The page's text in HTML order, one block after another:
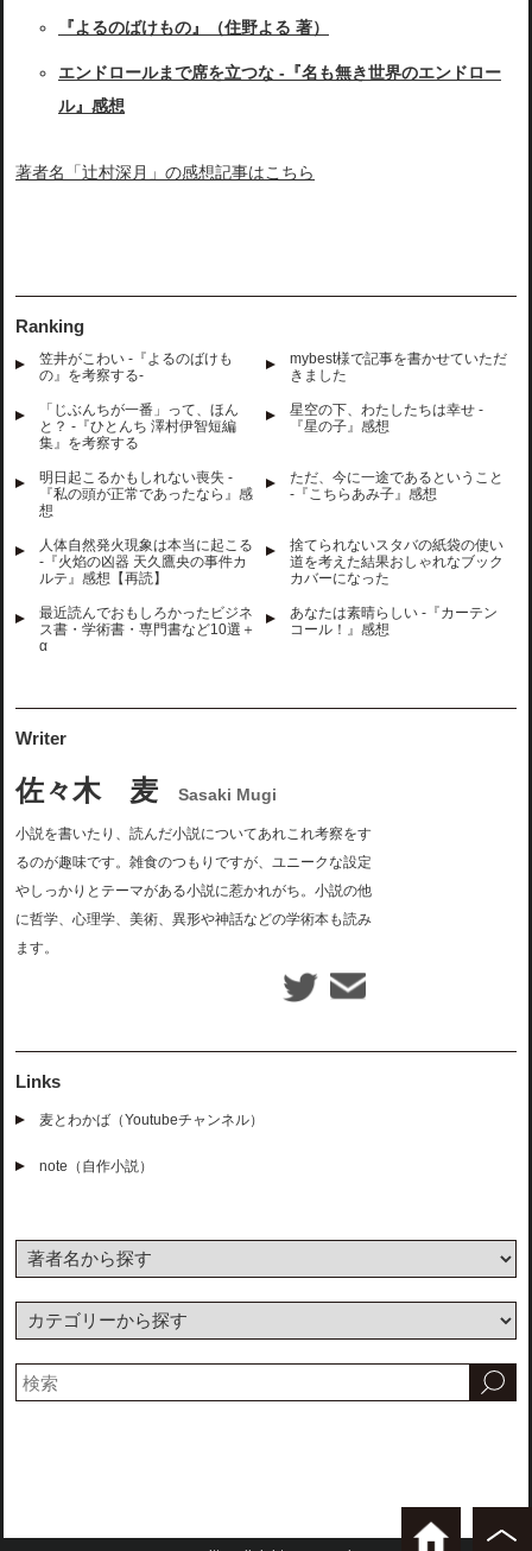
『よるのばけもの』（住野よる 著）
エンドロールまで席を立つな -『名も無き世界のエンドロー
ル』感想
著者名「辻村深月」の感想記事はこちら
Ranking
笠井がこわい -『よるのばけも
の』を考察する-
mybest様で記事を書かせていただ
きました
「じぶんちが一番」って、ほん
と？ -『ひとんち 澤村伊智短編
集』を考察する
星空の下、わたしたちは幸せ -
『星の子』感想
明日起こるかもしれない喪失 -
『私の頭が正常であったなら』感
想
ただ、今に一途であるということ
-『こちらあみ子』感想
人体自然発火現象は本当に起こる
-『火焰の凶器 天久鷹央の事件カ
ルテ』感想【再読】
捨てられないスタバの紙袋の使い
道を考えた結果おしゃれなブック
カバーになった
最近読んでおもしろかったビジネ
ス書・学術書・専門書など10選＋
α
あなたは素晴らしい -『カーテン
コール！』感想
Writer
佐々木 麦 Sasaki Mugi
小説を書いたり、読んだ小説についてあれこれ考察をす
るのが趣味です。雑食のつもりですが、ユニークな設定
やしっかりとテーマがある小説に惹かれがち。小説の他
に哲学、心理学、美術、異形や神話などの学術本も読み
ます。
Links
麦とわかば（Youtubeチャンネル）
note（自作小説）